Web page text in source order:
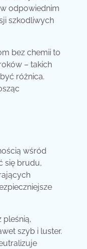
odpowiednim
szkodliwych
bez chemii to
– takich
różnica.
wśród
się brudu,
pleśnią,
szyb i luster.